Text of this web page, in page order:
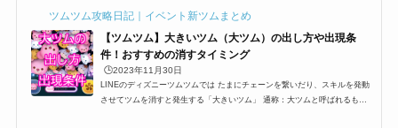
ツムツム攻略日記｜イベント新ツムまとめ
【ツムツム】大きいツム（大ツム）の出し方や出現条
件！おすすめの消すタイミング
🕒️2023年11月30日
LINEのディズニーツムツムでは たまにチェーンを繋いだり、スキルを発動
させてツムを消すと発生する「大きいツム」 通称：大ツムと呼ばれるもの